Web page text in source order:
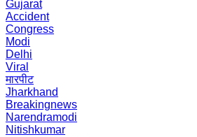
Gujarat
Accident
Congress
Modi
Delhi
Viral
मारपीट
Jharkhand
Breakingnews
Narendramodi
Nitishkumar